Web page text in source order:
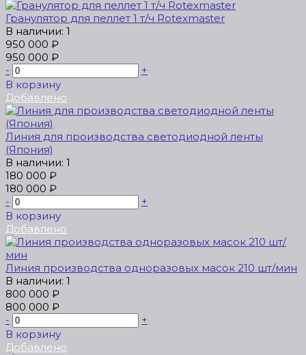
Гранулятор для пеллет 1 т/ч Rotexmaster
В наличии: 1
950 000 ₽
950 000 ₽
-
+
В корзину
Добавлено
Линия для производства светодиодной ленты
(Япония)
В наличии: 1
180 000 ₽
180 000 ₽
-
+
В корзину
Добавлено
Линия производства одноразовых масок 210 шт/мин
В наличии: 1
800 000 ₽
800 000 ₽
-
+
В корзину
Добавлено